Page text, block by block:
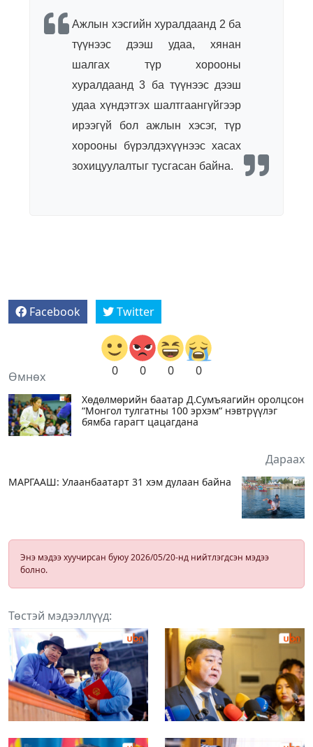
Ажлын хэсгийн хуралдаанд 2 ба
түүнээс дээш удаа, хянан
шалгах түр хорооны
хуралдаанд 3 ба түүнээс дээш
удаа хүндэтгэх шалтгаангүйгээр
ирээгүй бол ажлын хэсэг, түр
хорооны бүрэлдэхүүнээс хасах
зохицуулалтыг тусгасан байна.
Facebook Twitter
0 0 0 0
Өмнөх
Хөдөлмөрийн баатар Д.Сумъяагийн оролцсон
“Монгол тулгатны 100 эрxэм“ нэвтрүүлэг
бямба гарагт цацагдана
Дараах
МАРГААШ: Улаанбаатарт 31 хэм дулаан байна
Энэ мэдээ хуучирсан буюу 2026/05/20-нд нийтлэгдсэн мэдээ
болно.
Төстэй мэдээллүүд: